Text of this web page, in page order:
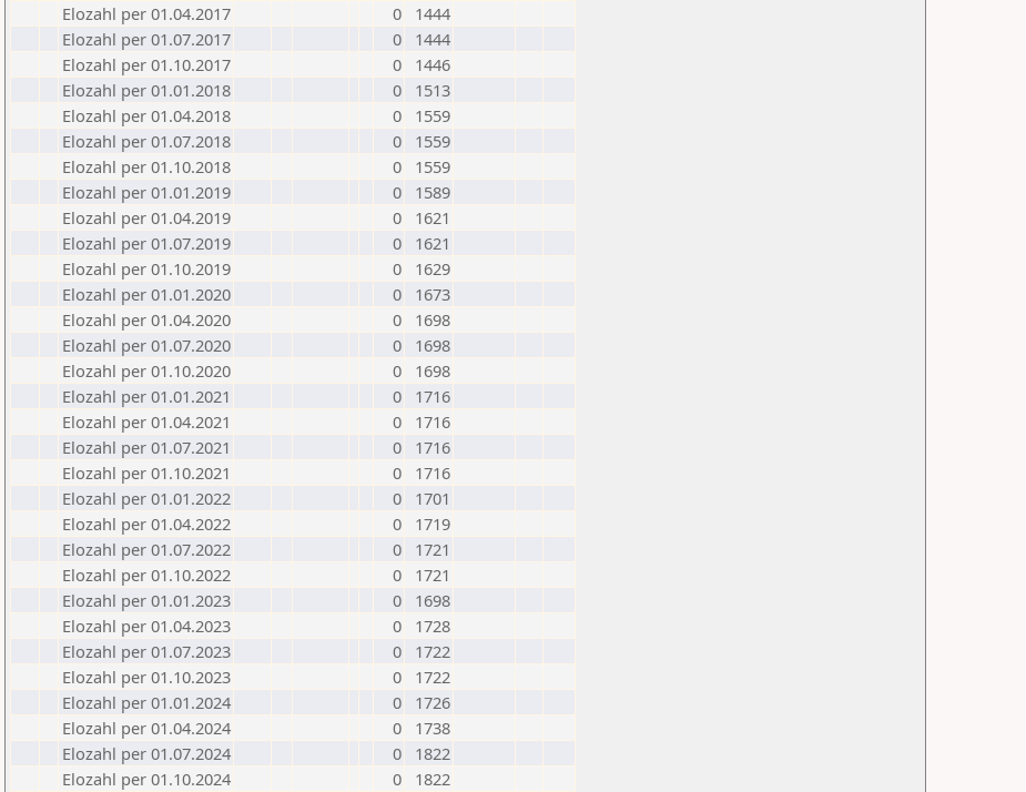
Elozahl per 01.04.2017
0
1444
Elozahl per 01.07.2017
0
1444
Elozahl per 01.10.2017
0
1446
Elozahl per 01.01.2018
0
1513
Elozahl per 01.04.2018
0
1559
Elozahl per 01.07.2018
0
1559
Elozahl per 01.10.2018
0
1559
Elozahl per 01.01.2019
0
1589
Elozahl per 01.04.2019
0
1621
Elozahl per 01.07.2019
0
1621
Elozahl per 01.10.2019
0
1629
Elozahl per 01.01.2020
0
1673
Elozahl per 01.04.2020
0
1698
Elozahl per 01.07.2020
0
1698
Elozahl per 01.10.2020
0
1698
Elozahl per 01.01.2021
0
1716
Elozahl per 01.04.2021
0
1716
Elozahl per 01.07.2021
0
1716
Elozahl per 01.10.2021
0
1716
Elozahl per 01.01.2022
0
1701
Elozahl per 01.04.2022
0
1719
Elozahl per 01.07.2022
0
1721
Elozahl per 01.10.2022
0
1721
Elozahl per 01.01.2023
0
1698
Elozahl per 01.04.2023
0
1728
Elozahl per 01.07.2023
0
1722
Elozahl per 01.10.2023
0
1722
Elozahl per 01.01.2024
0
1726
Elozahl per 01.04.2024
0
1738
Elozahl per 01.07.2024
0
1822
Elozahl per 01.10.2024
0 1822